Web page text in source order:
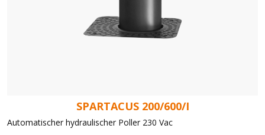
SPARTACUS 200/600/I
Automatischer hydraulischer Poller 230 Vac